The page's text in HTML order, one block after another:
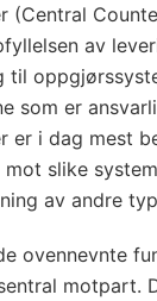
(Central
av
til
som er
er i dag mest
slike
av andre
ovennevnte
motpart.